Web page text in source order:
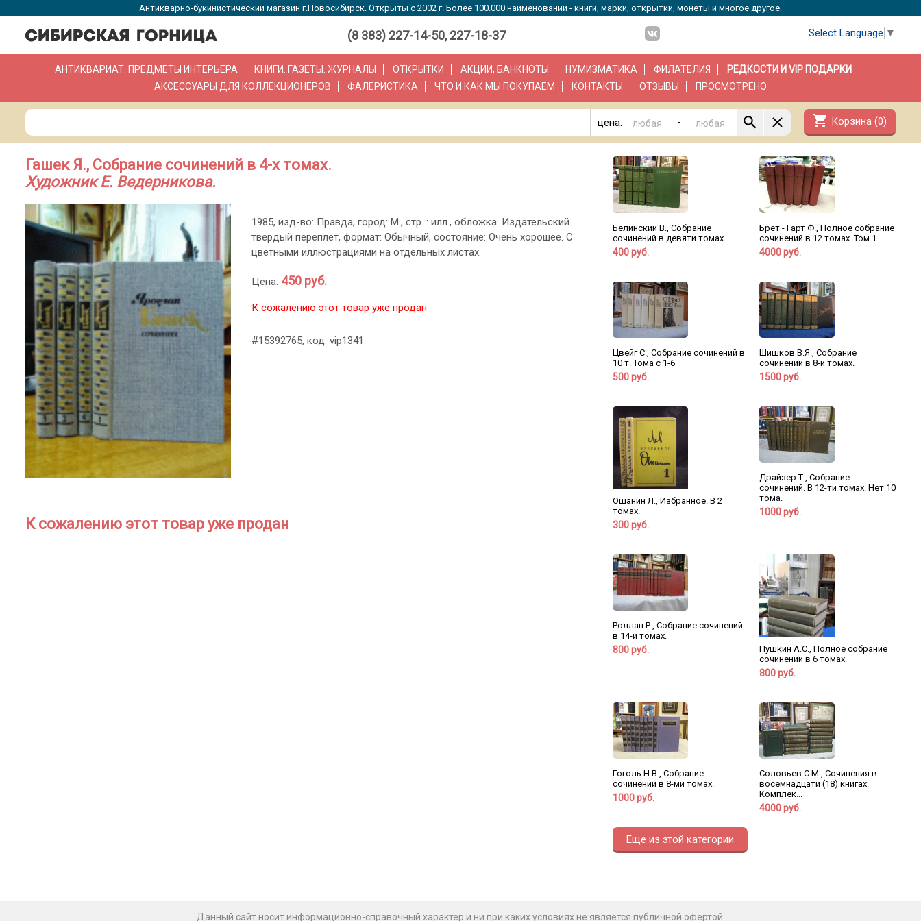
Антикварно-букинистический магазин г.Новосибирск. Открыты с 2002 г. Более 100.000 наименований - книги, марки, открытки, монеты и многое другое.
(8 383) 227-14-50, 227-18-37 Select Language ▼
АНТИКВАРИАТ. ПРЕДМЕТЫ ИНТЕРЬЕРА КНИГИ. ГАЗЕТЫ. ЖУРНАЛЫ ОТКРЫТКИ АКЦИИ, БАНКНОТЫ НУМИЗМАТИКА ФИЛАТЕЛИЯ
РЕДКОСТИ И VIP ПОДАРКИ
АКСЕССУАРЫ ДЛЯ КОЛЛЕКЦИОНЕРОВ
ФАЛЕРИСТИКА ЧТО И КАК МЫ ПОКУПАЕМ КОНТАКТЫ ОТЗЫВЫ ПРОСМОТРЕНО
цена: - shopping_cart Корзина (0)
Гашек Я., Собрание сочинений в 4-х томах.
Художник Е. Ведерникова.
1985, изд-во: Правда, город: М., стр. : илл., обложка: Издательский
твердый переплет, формат: Обычный, состояние: Очень хорошее. С
цветными иллюстрациями на отдельных листах.
Цена: 450 руб.
К сожалению этот товар уже продан
#15392765, код: vip1341
К сожалению этот товар уже продан
Белинский В., Собрание
сочинений в девяти томах.
400 руб.
Брет - Гарт Ф., Полное собрание
сочинений в 12 томах. Том 1...
4000 руб.
Цвейг С., Собрание сочинений в
10 т. Тома с 1-6
500 руб.
Шишков В.Я., Собрание
сочинений в 8-и томах.
1500 руб.
Ошанин Л., Избранное. В 2
томах.
300 руб.
Драйзер Т., Собрание
сочинений. В 12-ти томах. Нет 10
тома.
1000 руб.
Роллан Р., Собрание сочинений
в 14-и томах.
800 руб.
Пушкин А.С., Полное собрание
сочинений в 6 томах.
800 руб.
Гоголь Н.В., Собрание
сочинений в 8-ми томах.
1000 руб.
Соловьев С.М., Сочинения в
восемнадцати (18) книгах.
Комплек...
4000 руб.
Еще из этой категории
Данный сайт носит информационно-справочный характер и ни при каких условиях не является публичной офертой.